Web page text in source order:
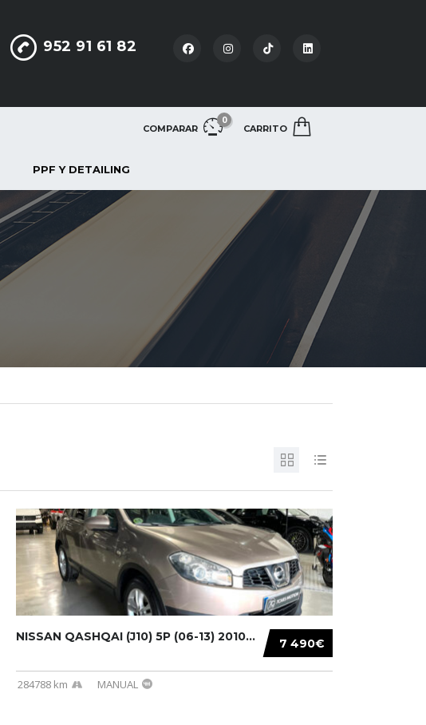
952 91 61 82
COMPARAR
0
CARRITO
PPF Y DETAILING
7 490€
NISSAN QASHQAI (J10) 5P (06-13) 2010...
284788 km MANUAL